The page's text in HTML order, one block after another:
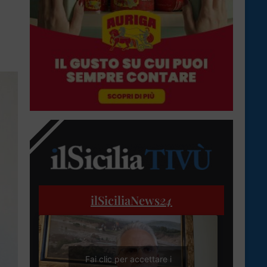
ilSiciliaNews24
Fai clic per accettare i